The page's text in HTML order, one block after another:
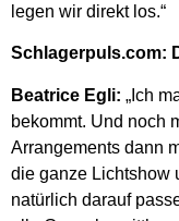
legen wir direkt los.“
Schlagerpuls.com:
Beatrice Egli: „Ich
bekommt. Und noch
Arrangements dann
die ganze Lichtshow
natürlich darauf